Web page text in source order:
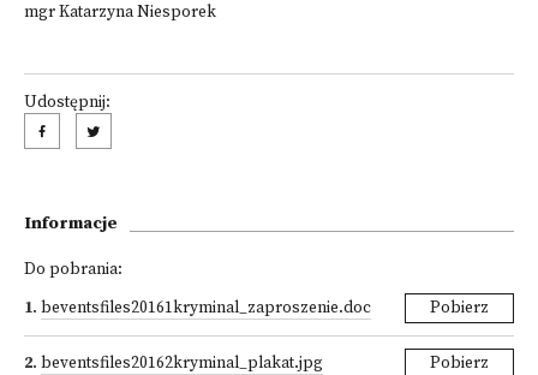
mgr Katarzyna Niesporek
Udostępnij:
Informacje
Do pobrania:
1. beventsfiles20161kryminal_zaproszenie.doc Pobierz
2. beventsfiles20162kryminal_plakat.jpg Pobierz